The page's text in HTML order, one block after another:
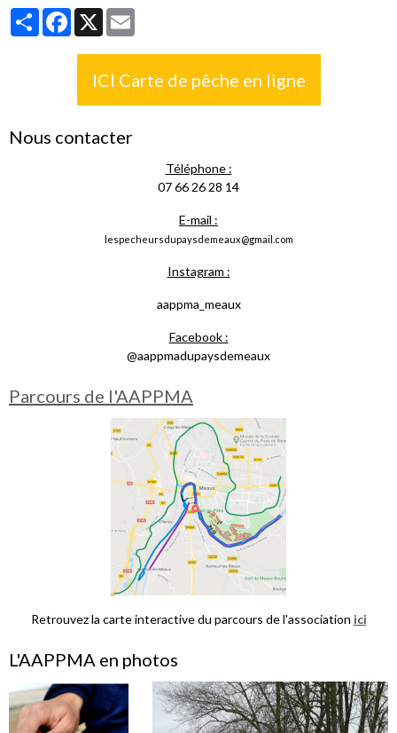
PartagerFacebook
X
ICI Carte de pêche en ligne
Nous contacter
Téléphone :
07 66 26 28 14
E-mail :
lespecheursdupaysdemeaux@gmail.com
Instagram :
aappma_meaux
Facebook :
@aappmadupaysdemeaux
Parcours de l'AAPPMA
Retrouvez la carte interactive du parcours de l'association ici
L'AAPPMA en photos